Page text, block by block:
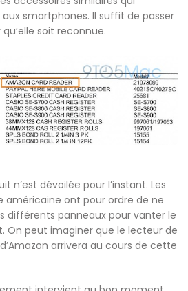
smartphones. Il suffit de passer
soit reconnue.
n’est dévoilée pour l’instant. Les
américaine ont pour ordre de ne
différents panneaux pour vanter le
On peut imaginer que le lecteur de
arrivera au cours de cette